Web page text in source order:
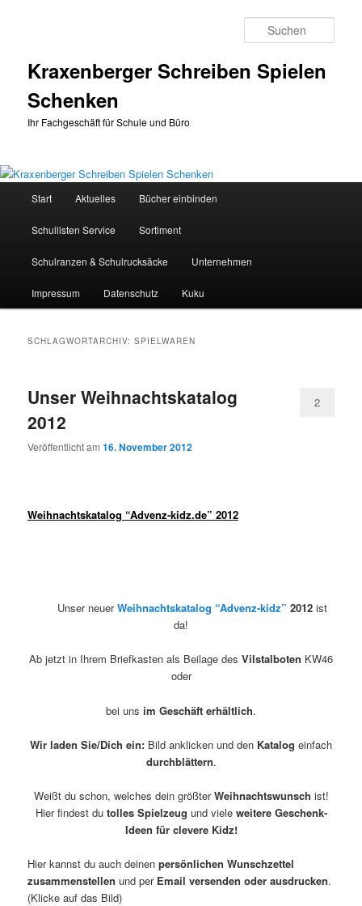
Kraxenberger Schreiben Spielen
Schenken
Ihr Fachgeschäft für Schule und Büro
Start Aktuelles Bücher einbinden
Schullisten Service Sortiment
Schulranzen & Schulrucksäcke Unternehmen
Impressum Datenschutz Kuku
SCHLAGWORTARCHIV:SPIELWAREN
Unser Weihnachtskatalog
2012
Veröffentlicht am16. November 2012
2
Weihnachtskatalog “Advenz-kidz.de” 2012
Unser neuerWeihnachtskatalog “Advenz-kidz” 2012 ist
da!
Ab jetzt in Ihrem Briefkasten als Beilage des Vilstalboten KW46
oder
bei uns im Geschäft erhältlich.
Wir laden Sie/Dich ein: Bild anklicken und den Katalog einfach
durchblättern.
Weißt du schon, welches dein größterWeihnachtswunsch ist!
Hier findest dutolles Spielzeug und viele weitere Geschenk-
Ideen für clevere Kidz!
Hier kannst du auch deinen persönlichen Wunschzettel
zusammenstellen und per Email versenden oder ausdrucken.
(Klicke auf das Bild)